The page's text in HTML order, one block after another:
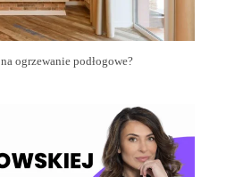
ogrzewanie podłogowe?